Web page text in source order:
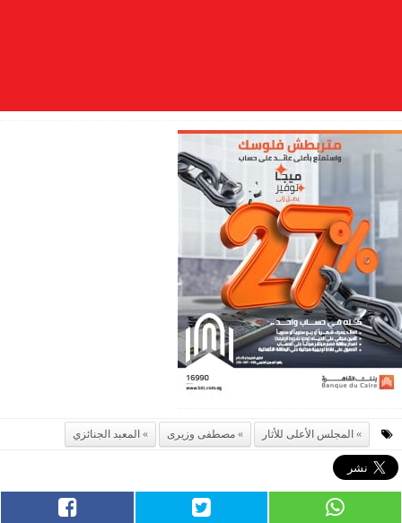
المجلس الأعلى للأثار مصطفى وزيرى المعبد الجنائزي